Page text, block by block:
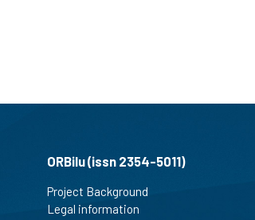
ORBilu (issn 2354-5011)
Project Background
Legal information